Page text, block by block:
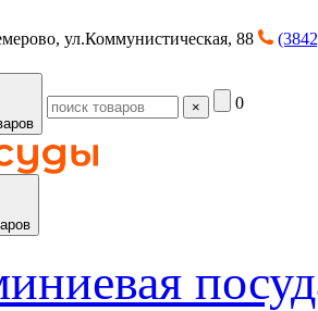
ул.Коммунистическая, 88
× 0